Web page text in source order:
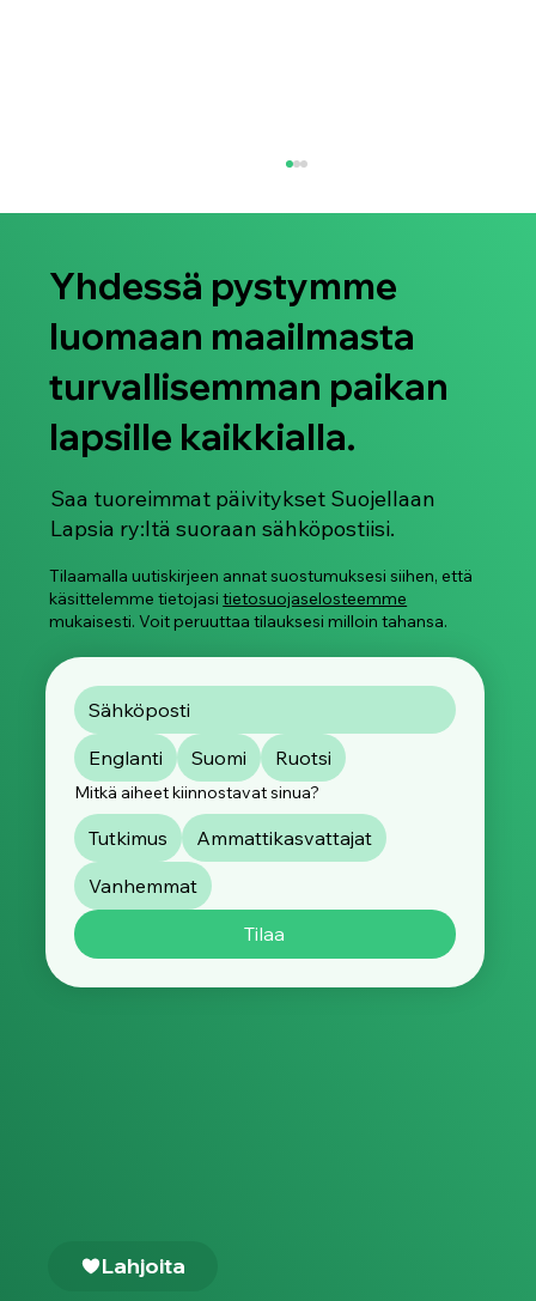
Jaa kokemuksesi: Osallistu
kuvapohjaisesta seksuaaliväkivallasta
Yhdessä pystymme
luomaan maailmasta
turvallisemman paikan
lapsille kaikkialla.
Saa tuoreimmat päivitykset Suojellaan
Lapsia ry:ltä suoraan sähköpostiisi.
Tilaamalla uutiskirjeen annat suostumuksesi siihen, että
käsittelemme tietojasitietosuojaselosteemme
mukaisesti. Voit peruuttaa tilauksesi milloin tahansa.
Englanti Suomi Ruotsi
Mitkä aiheet kiinnostavat sinua?
Tutkimus
Ammattikasvattajat
Vanhemmat
Tilaa
Lahjoita